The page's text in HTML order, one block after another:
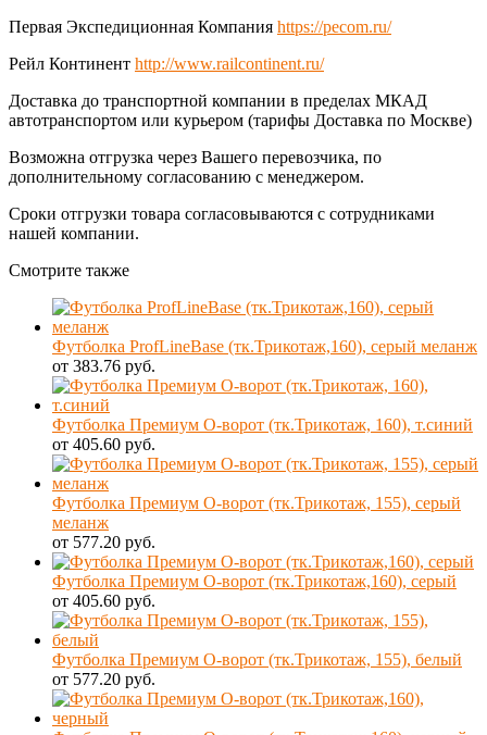
Первая Экспедиционная Компания https://pecom.ru/
Рейл Континент http://www.railcontinent.ru/
Доставка до транспортной компании в пределах МКАД
автотранспортом или курьером (тарифы Доставка по Москве)
Возможна отгрузка через Вашего перевозчика, по
дополнительному согласованию с менеджером.
Сроки отгрузки товара согласовываются с сотрудниками
нашей компании.
Смотрите также
Футболка ProfLineBase (тк.Трикотаж,160), серый меланж
от 383.76 руб.
Футболка Премиум О-ворот (тк.Трикотаж, 160), т.синий
от 405.60 руб.
Футболка Премиум О-ворот (тк.Трикотаж, 155), серый
меланж
от 577.20 руб.
Футболка Премиум О-ворот (тк.Трикотаж,160), серый
от 405.60 руб.
Футболка Премиум О-ворот (тк.Трикотаж, 155), белый
от 577.20 руб.